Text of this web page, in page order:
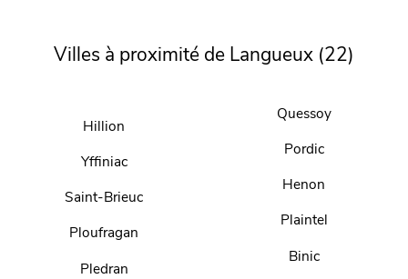
Villes à proximité de Langueux (22)
Hillion
Yffiniac
Saint-Brieuc
Ploufragan
Pledran
Quessoy
Pordic
Henon
Plaintel
Binic